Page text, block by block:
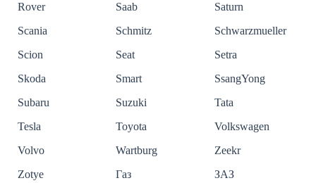
Rover
Saab
Saturn
Scania
Schmitz
Schwarzmueller
Scion
Seat
Setra
Skoda
Smart
SsangYong
Subaru
Suzuki
Tata
Tesla
Toyota
Volkswagen
Volvo
Wartburg
Zeekr
Zotye
Газ
ЗАЗ